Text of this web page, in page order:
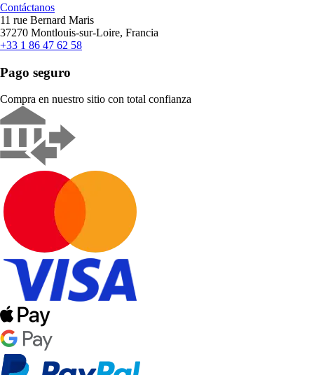
Contáctanos
11 rue Bernard Maris
37270 Montlouis-sur-Loire, Francia
+33 1 86 47 62 58
Pago seguro
Compra en nuestro sitio con total confianza